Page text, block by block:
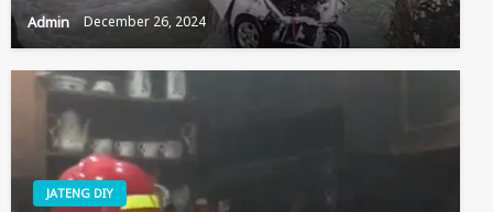
Admin December 26, 2024
JATENG DIY